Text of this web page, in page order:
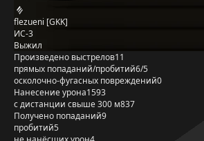
flezueni [GKK]
ИС-3
Выжил
Произведено выстрелов11
прямых попаданий/пробитий6/5
осколочно-фугасных повреждений0
Нанесение урона1593
с дистанции свыше 300 м837
Получено попаданий9
пробитий5